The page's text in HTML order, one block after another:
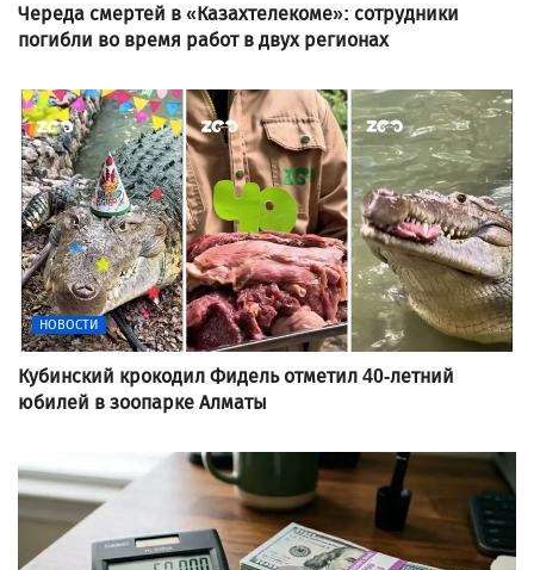
Череда смертей в «Казахтелекоме»: сотрудники
погибли во время работ в двух регионах
НОВОСТИ
Кубинский крокодил Фидель отметил 40-летний
юбилей в зоопарке Алматы